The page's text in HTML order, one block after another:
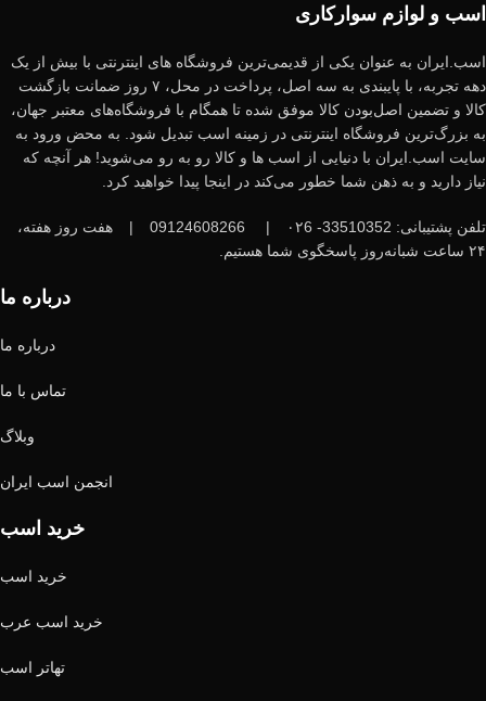
اسب و لوازم سوارکاری
اسب.ایران به عنوان یکی از قدیمی‌ترین فروشگاه های اینترنتی با بیش از یک
دهه تجربه، با پایبندی به سه اصل، پرداخت در محل، ۷ روز ضمانت بازگشت
کالا و تضمین اصل‌بودن کالا موفق شده تا همگام با فروشگاه‌های معتبر جهان،
به بزرگ‌ترین فروشگاه اینترنتی در زمینه اسب تبدیل شود. به محض ورود به
سایت اسب.ایران با دنیایی از اسب ها و کالا رو به رو می‌شوید! هر آنچه که
نیاز دارید و به ذهن شما خطور می‌کند در اینجا پیدا خواهید کرد.
تلفن پشتیبانی: 33510352- ۰۲6 |
|
هفت روز هفته،
۲۴ ساعت شبانه‌روز پاسخگوی شما هستیم.
درباره ما
درباره ما
تماس با ما
وبلاگ
انجمن اسب ایران
خرید اسب
خرید اسب
خرید اسب عرب
تهاتر اسب